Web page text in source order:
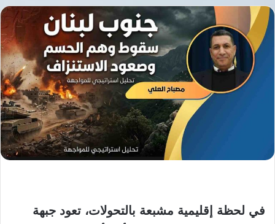
في لحظة إقليمية مشبعة بالتحولات، تعود جبهة